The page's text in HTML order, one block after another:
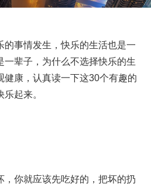
的事情发生，快乐的生活也是一
一辈子，为什么不选择快乐的生
健康，认真读一下这30个有趣的
起来。
，你就应该先吃好的，把坏的扔